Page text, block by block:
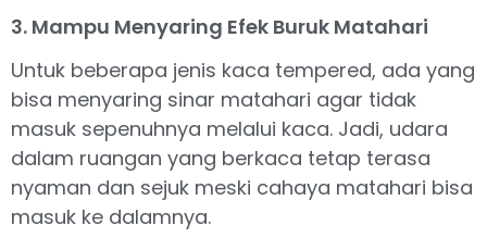
3. Mampu Menyaring Efek Buruk Matahari
Untuk beberapa jenis kaca tempered, ada yang
bisa menyaring sinar matahari agar tidak
masuk sepenuhnya melalui kaca. Jadi, udara
dalam ruangan yang berkaca tetap terasa
nyaman dan sejuk meski cahaya matahari bisa
masuk ke dalamnya.